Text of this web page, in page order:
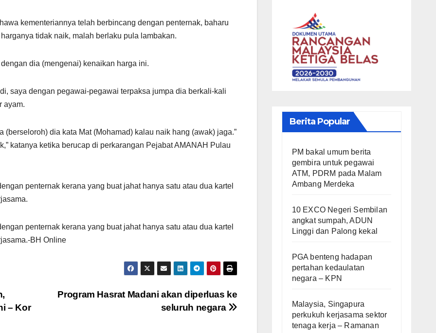
kementeriannya telah berbincang dengan penternak, baharu
tidak naik, malah berlaku pula lambakan.
dia (mengenai) kenaikan harga ini.
saya dengan pegawai-pegawai terpaksa jumpa dia berkali-kali
ayam.
(berseloroh) dia kata Mat (Mohamad) kalau naik hang (awak) jaga.”
katanya ketika berucap di perkarangan Pejabat AMANAH Pulau
penternak kerana yang buat jahat hanya satu atau dua kartel
penternak kerana yang buat jahat hanya satu atau dua kartel
BH Online
Program Hasrat Madani akan diperluas ke
seluruh negara
– Kor
Berita Popular
PM bakal umum berita
gembira untuk pegawai
ATM, PDRM pada Malam
Ambang Merdeka
10 EXCO Negeri Sembilan
angkat sumpah, ADUN
Linggi dan Palong kekal
PGA benteng hadapan
pertahan kedaulatan
negara – KPN
Malaysia, Singapura
perkukuh kerjasama sektor
tenaga kerja – Ramanan